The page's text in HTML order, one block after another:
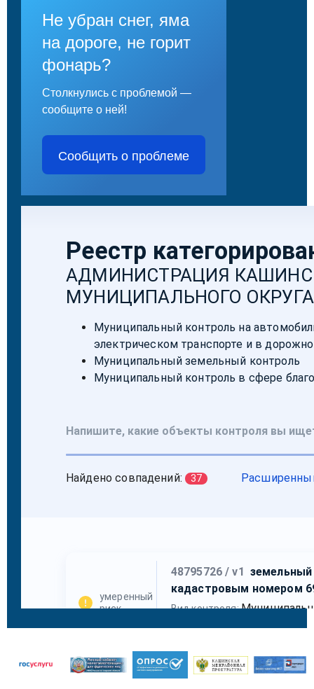
Не убран снег, яма
на дороге, не горит
фонарь?
Столкнулись с проблемой —
сообщите о ней!
Сообщить о проблеме